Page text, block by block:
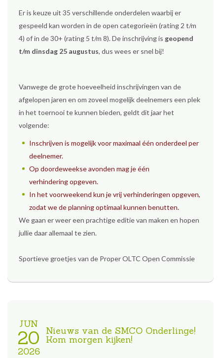
Er is keuze uit 35 verschillende onderdelen waarbij er
gespeeld kan worden in de open categorieën (rating 2 t/m
4) of in de 30+ (rating 5 t/m 8). De inschrijving is geopend
t/m dinsdag 25 augustus, dus wees er snel bij!
Vanwege de grote hoeveelheid inschrijvingen van de
afgelopen jaren en om zoveel mogelijk deelnemers een plek
in het toernooi te kunnen bieden, geldt dit jaar het
volgende:
Inschrijven is mogelijk voor maximaal één onderdeel per
deelnemer.
Op doordeweekse avonden mag je één
verhindering opgeven.
In het voorweekend kun je vrij verhinderingen opgeven,
zodat we de planning optimaal kunnen benutten.
We gaan er weer een prachtige editie van maken en hopen
jullie daar allemaal te zien.
Sportieve groetjes van de Proper OLTC Open Commissie
Nieuws van de SMCO Onderlinge!
Kom morgen kijken!
JUN
20
2026